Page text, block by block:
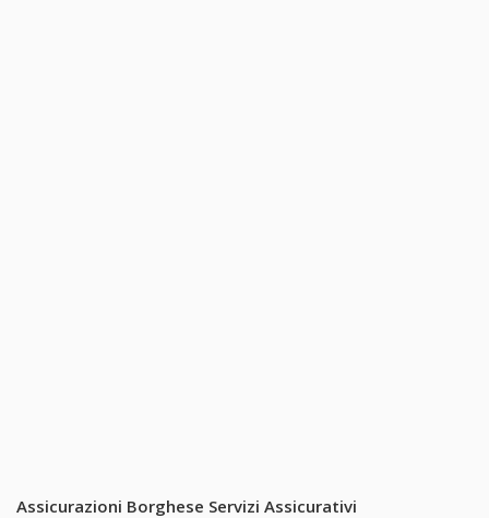
Assicurazioni Borghese Servizi Assicurativi